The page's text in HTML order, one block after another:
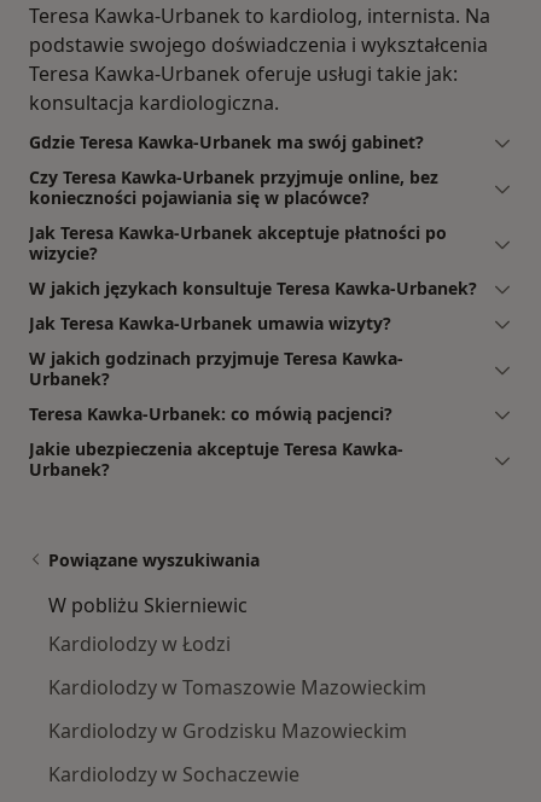
Teresa Kawka-Urbanek to kardiolog, internista. Na
podstawie swojego doświadczenia i wykształcenia
Teresa Kawka-Urbanek oferuje usługi takie jak:
konsultacja kardiologiczna.
Gdzie Teresa Kawka-Urbanek ma swój gabinet?
Czy Teresa Kawka-Urbanek przyjmuje online, bez
konieczności pojawiania się w placówce?
Jak Teresa Kawka-Urbanek akceptuje płatności po
wizycie?
W jakich językach konsultuje Teresa Kawka-Urbanek?
Jak Teresa Kawka-Urbanek umawia wizyty?
W jakich godzinach przyjmuje Teresa Kawka-
Urbanek?
Teresa Kawka-Urbanek: co mówią pacjenci?
Jakie ubezpieczenia akceptuje Teresa Kawka-
Urbanek?
Powiązane wyszukiwania
W pobliżu Skierniewic
Kardiolodzy w Łodzi
Kardiolodzy w Tomaszowie Mazowieckim
Kardiolodzy w Grodzisku Mazowieckim
Kardiolodzy w Sochaczewie